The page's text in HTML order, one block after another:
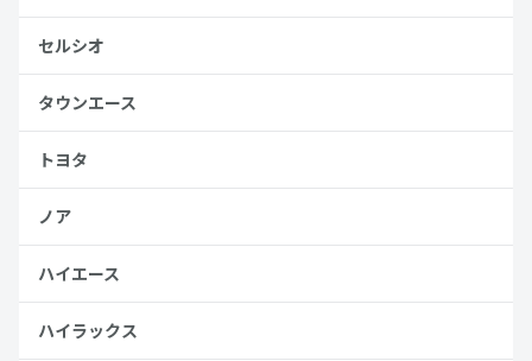
セルシオ
タウンエース
トヨタ
ノア
ハイエース
ハイラックス